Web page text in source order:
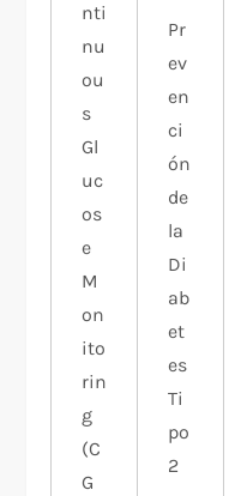
nti
nu
ou
s
Gl
uc
os
e
M
on
ito
rin
g
(C
G
Pr
ev
en
ci
ón
de
la
Di
ab
et
es
Ti
po
2